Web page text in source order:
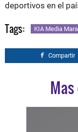
deportivos en el
Tags: KIA Media
Compartir